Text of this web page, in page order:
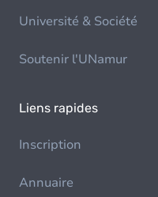
Université & Société
Soutenir l'UNamur
Liens rapides
Inscription
Annuaire